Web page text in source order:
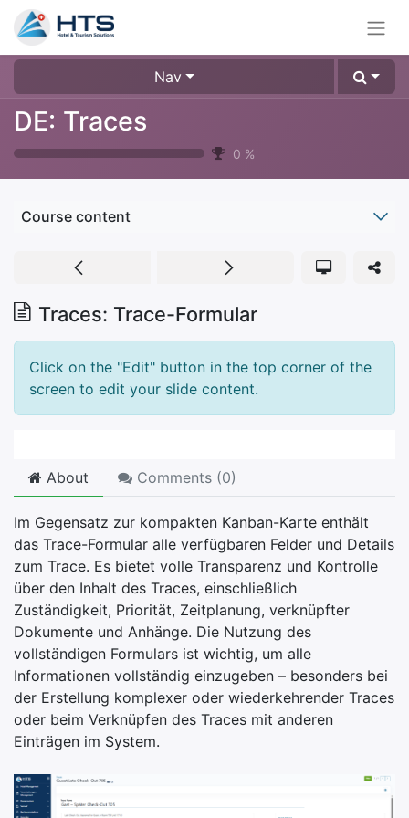
Nav
DE: Traces
0 %
Course content
Traces: Trace-Formular
Click on the "Edit" button in the top corner of the
screen to edit your slide content.
About Comments (0)
Im Gegensatz zur kompakten Kanban-Karte enthält
das Trace-Formular alle verfügbaren Felder und Details
zum Trace. Es bietet volle Transparenz und Kontrolle
über den Inhalt des Traces, einschließlich
Zuständigkeit, Priorität, Zeitplanung, verknüpfter
Dokumente und Anhänge. Die Nutzung des
vollständigen Formulars ist wichtig, um alle
Informationen vollständig einzugeben – besonders bei
der Erstellung komplexer oder wiederkehrender Traces
oder beim Verknüpfen des Traces mit anderen
Einträgen im System.